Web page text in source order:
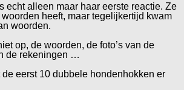
echt alleen maar haar eerste reactie. Ze
heeft, maar tegelijkertijd kwam
woorden.
op, de woorden, de foto’s van de
de rekeningen …
de eerst 10 dubbele hondenhokken er